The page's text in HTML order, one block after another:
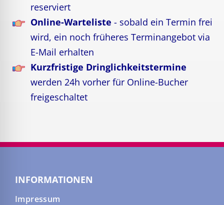
reserviert
Online-Warteliste - sobald ein Termin frei
wird, ein noch früheres Terminangebot via
E-Mail erhalten
Kurzfristige Dringlichkeitstermine
werden 24h vorher für Online-Bucher
freigeschaltet
INFORMATIONEN
Impressum